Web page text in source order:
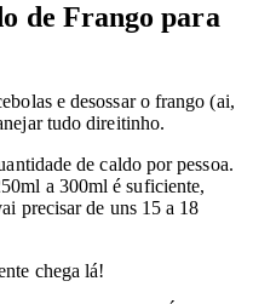
de Frango para
e desossar o frango (ai,
tudo direitinho.
de caldo por pessoa.
a 300ml é suficiente,
precisar de uns 15 a 18
chega lá!